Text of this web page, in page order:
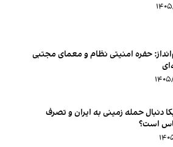
۲۹
حفره امنیتی نظام و معمای مجتبی
۲۸
دنبال حمله زمینی به ایران و تصرف
است؟
۲۷